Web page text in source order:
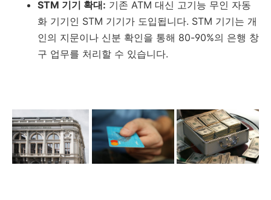
STM 기기 확대: 기존 ATM 대신 고기능 무인 자동
화 기기인 STM 기기가 도입됩니다. STM 기기는 개
인의 지문이나 신분 확인을 통해 80-90%의 은행 창
구 업무를 처리할 수 있습니다.